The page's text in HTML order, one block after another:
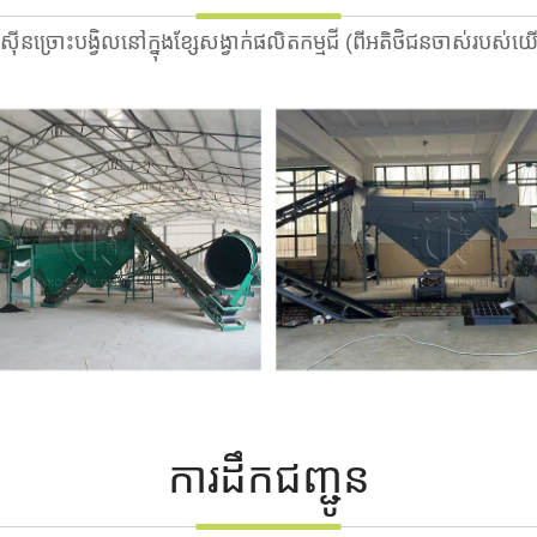
នច្រោះបង្វិលនៅក្នុងខ្សែសង្វាក់ផលិតកម្មជី (ពីអតិថិជនចាស់របស់យ
ការដឹកជញ្ជូន